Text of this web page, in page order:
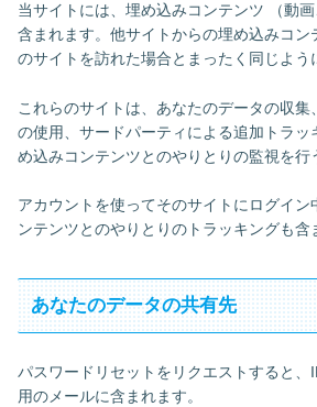
当サイトには、埋め込みコンテンツ （動
含まれます。他サイトからの埋め込みコン
のサイトを訪れた場合とまったく同じよう
これらのサイトは、あなたのデータの収集
の使用、サードパーティによる追加トラッ
め込みコンテンツとのやりとりの監視を行
アカウントを使ってそのサイトにログイン
ンテンツとのやりとりのトラッキングも含
あなたのデータの共有先
パスワードリセットをリクエストすると、
用のメールに含まれます。